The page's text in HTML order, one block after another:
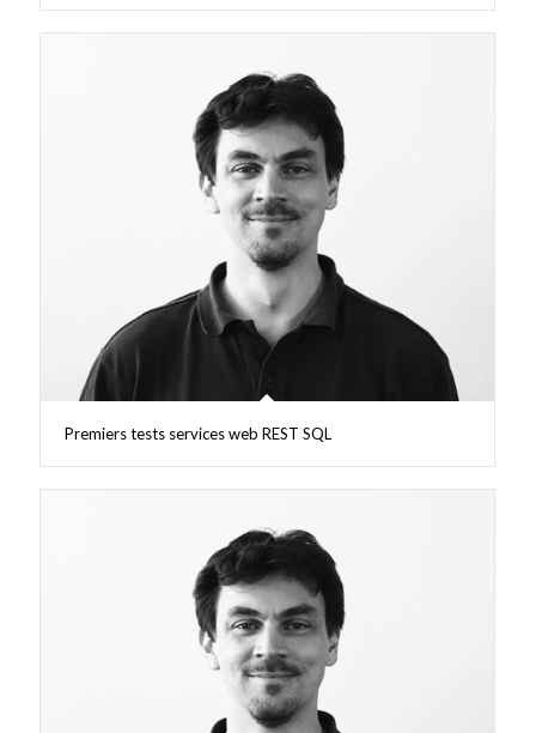
Premiers tests services web REST SQL